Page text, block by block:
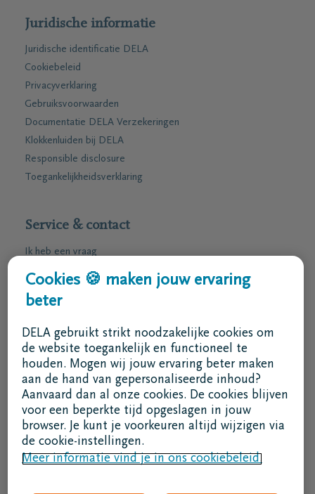
Juridische informatie
Juridische identificatie DELA
Cookiebeleid
Privacyverklaring
Gebruiksvoorwaarden
Documentatie DELA Verzekeringen
Klokkenluiden bij DELA
Responsible disclosure
Toegankelijkheidsverklaring
Service & contact
Ik heb een vraag
Ik wens een afspraak
Ik wens een brochure per post
ma - vr 8u30 -17u
Ik ben een bemiddelaar
Aanmelden in DELAconnect
Ik ben een leverancier
MVO code
Cookies 🍪 maken jouw ervaring
beter
DELA gebruikt strikt noodzakelijke cookies om
de website toegankelijk en functioneel te
houden. Mogen wij jouw ervaring beter maken
aan de hand van gepersonaliseerde inhoud?
Aanvaard dan al onze cookies. De cookies blijven
voor een beperkte tijd opgeslagen in jouw
browser. Je kunt je voorkeuren altijd wijzigen via
de cookie-instellingen.
Meer informatie vind je in ons cookiebeleid.